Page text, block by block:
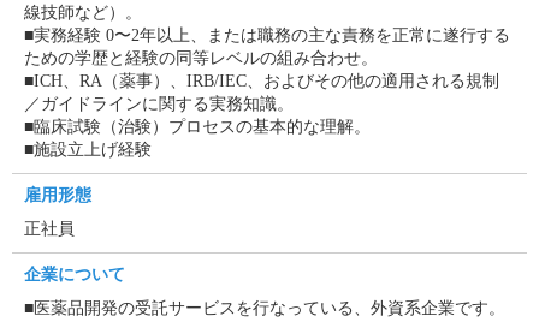
線技師など）。
■実務経験 0〜2年以上、または職務の主な責務を正常に遂行する
ための学歴と経験の同等レベルの組み合わせ。
■ICH、RA（薬事）、IRB/IEC、およびその他の適用される規制
／ガイドラインに関する実務知識。
■臨床試験（治験）プロセスの基本的な理解。
■施設立上げ経験
雇用形態
正社員
企業について
■医薬品開発の受託サービスを行なっている、外資系企業です。